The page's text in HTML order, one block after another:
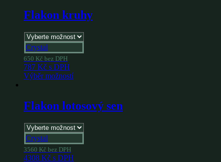
Flakon kruhy
Crystal
650 Kč bez DPH
787 Kč s DPH
Výběr možností
Flakon lotosový sen
Crystal
3560 Kč bez DPH
4308 Kč s DPH